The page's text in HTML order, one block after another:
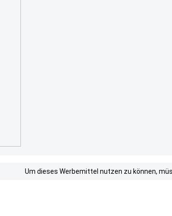
Um dieses Werbemittel nutzen zu können,